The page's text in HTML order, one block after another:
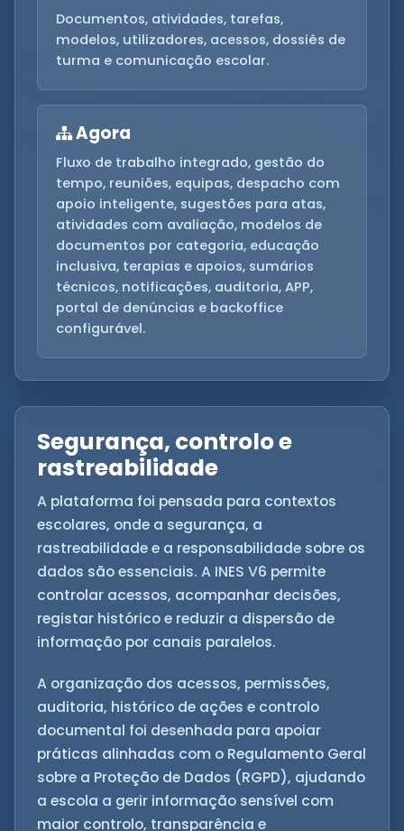
Documentos, atividades, tarefas,
modelos, utilizadores, acessos, dossiês de
turma e comunicação escolar.
Agora
Fluxo de trabalho integrado, gestão do
tempo, reuniões, equipas, despacho com
apoio inteligente, sugestões para atas,
atividades com avaliação, modelos de
documentos por categoria, educação
inclusiva, terapias e apoios, sumários
técnicos, notificações, auditoria, APP,
portal de denúncias e backoffice
configurável.
Segurança, controlo e
rastreabilidade
A plataforma foi pensada para contextos
escolares, onde a segurança, a
rastreabilidade e a responsabilidade sobre os
dados são essenciais. A INES V6 permite
controlar acessos, acompanhar decisões,
registar histórico e reduzir a dispersão de
informação por canais paralelos.
A organização dos acessos, permissões,
auditoria, histórico de ações e controlo
documental foi desenhada para apoiar
práticas alinhadas com o Regulamento Geral
sobre a Proteção de Dados (RGPD), ajudando
a escola a gerir informação sensível com
maior controlo, transparência e